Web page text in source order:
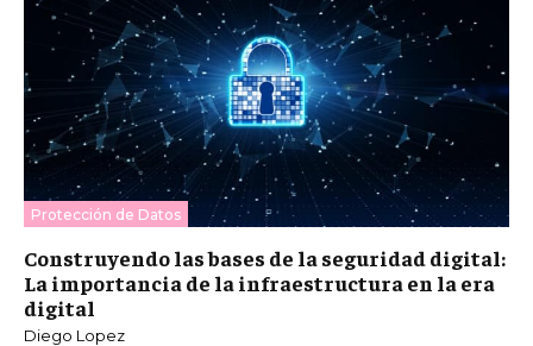
Protección de Datos
Construyendo las bases de la seguridad digital:
La importancia de la infraestructura en la era
digital
Diego Lopez